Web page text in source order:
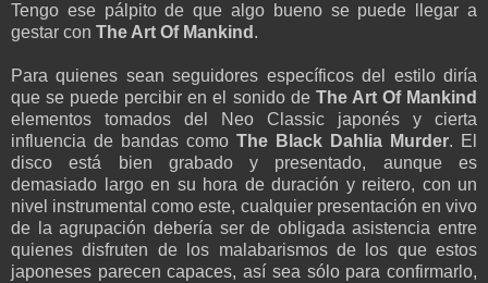
Tengo ese pálpito de que algo bueno se puede llegar a
gestar con The Art Of Mankind .
Para quienes sean seguidores específicos del estilo diría
que se puede percibir en el sonido de The Art Of Mankind
elementos tomados del Neo Classic japonés y cierta
influencia de bandas como The Black Dahlia Murder. El
disco está bien grabado y presentado, aunque es
demasiado largo en su hora de duración y reitero, con un
nivel instrumental como este, cualquier presentación en vivo
de la agrupación debería ser de obligada asistencia entre
quienes disfruten de los malabarismos de los que estos
japoneses parecen capaces, así sea sólo para confirmarlo,